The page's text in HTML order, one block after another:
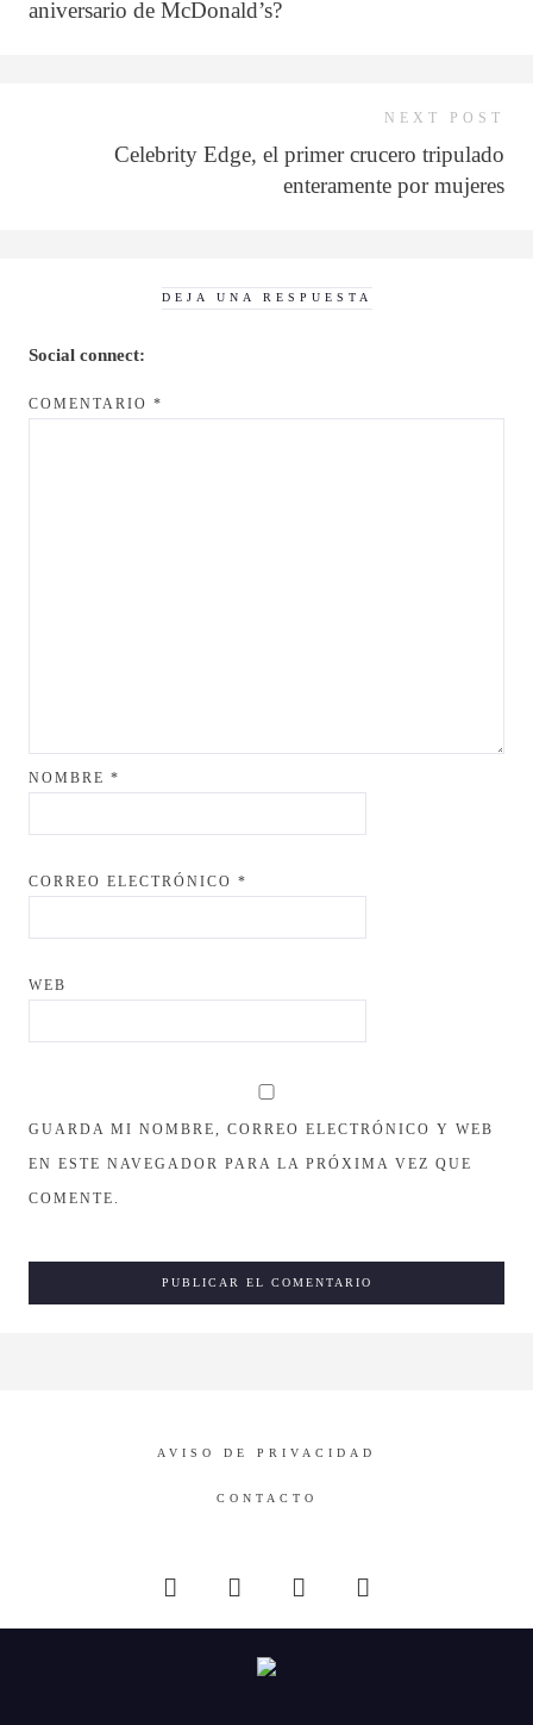
aniversario de McDonald’s?
NEXT POST
Celebrity Edge, el primer crucero tripulado
enteramente por mujeres
DEJA UNA RESPUESTA
Social connect:
COMENTARIO *
NOMBRE *
CORREO ELECTRÓNICO *
WEB
GUARDA MI NOMBRE, CORREO ELECTRÓNICO Y WEB
EN ESTE NAVEGADOR PARA LA PRÓXIMA VEZ QUE
COMENTE.
AVISO DE PRIVACIDAD
CONTACTO